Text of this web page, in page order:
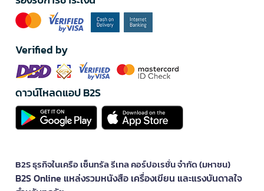
Verified by
ดาวน์โหลดแอป B2S
B2S ธุรกิจในเครือ เซ็นทรัล รีเทล คอร์ปอเรชั่น จำกัด (มหาชน)
B2S Online แหล่งรวมหนังสือ เครื่องเขียน และแรงบันดาลใจ